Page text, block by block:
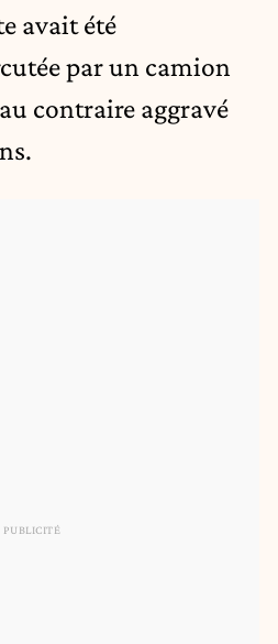
avait été
par un camion
contraire aggravé